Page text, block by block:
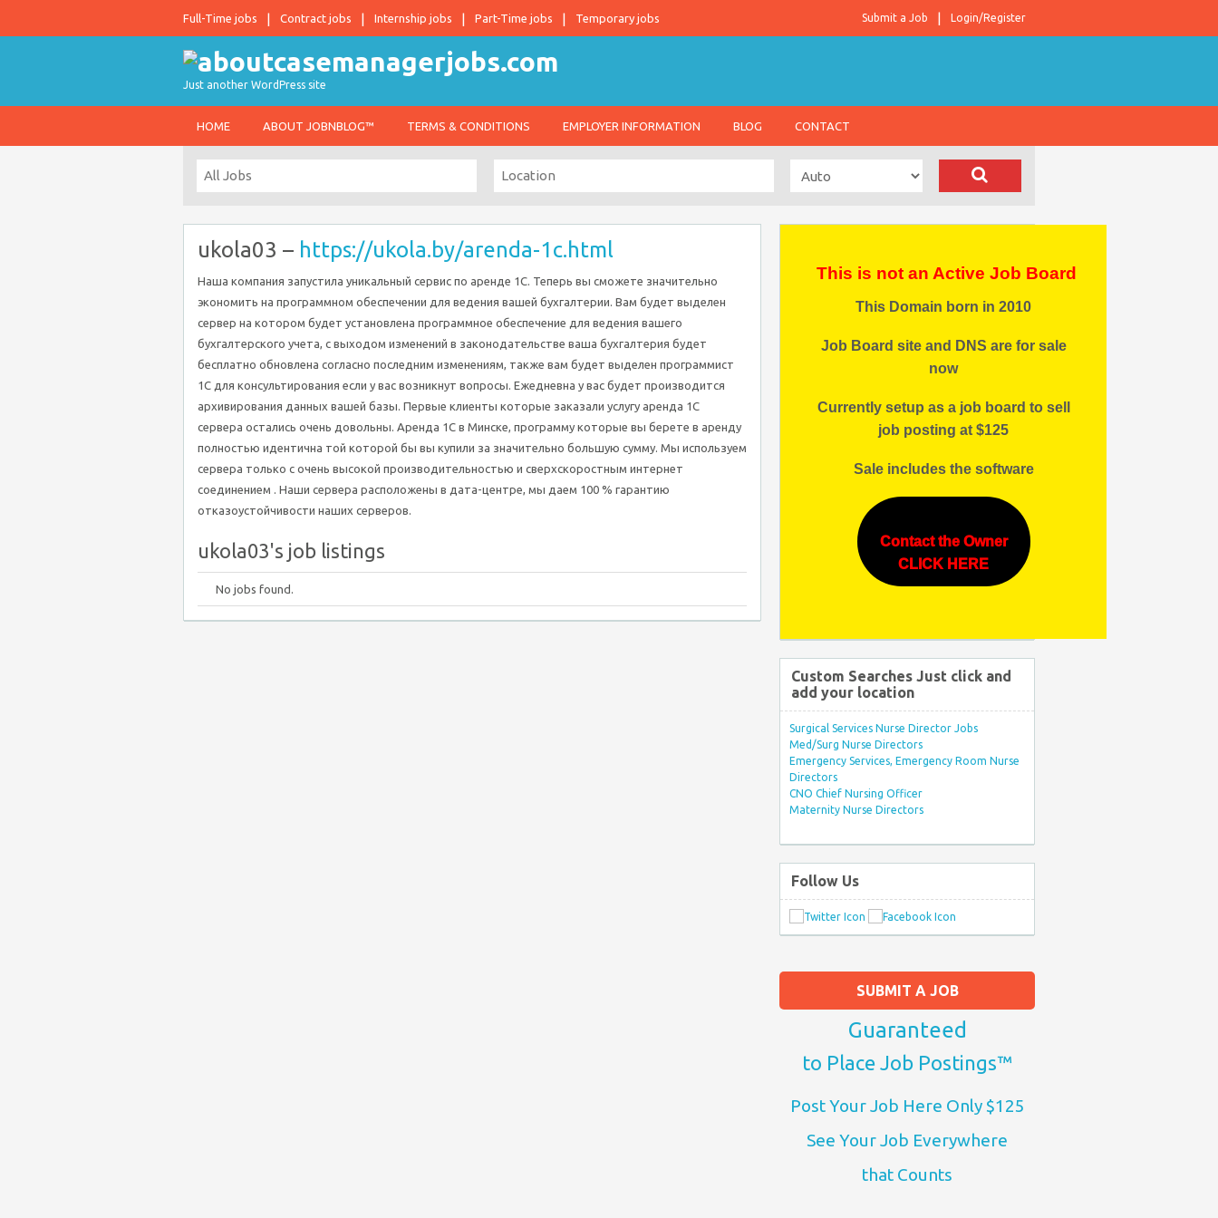
Full-Time jobs Contract jobs Internship jobs Part-Time jobs Temporary jobs Login/Register
Submit a Job
Just another WordPress site
HOME ABOUT JOBNBLOG™ TERMS & CONDITIONS EMPLOYER INFORMATION BLOG CONTACT
ukola03 – https://ukola.by/arenda-1c.html
Наша компания запустила уникальный сервис по аренде 1С. Теперь вы сможете значительно
экономить на программном обеспечении для ведения вашей бухгалтерии. Вам будет выделен
сервер на котором будет установлена программное обеспечение для ведения вашего
бухгалтерского учета, с выходом изменений в законодательстве ваша бухгалтерия будет
бесплатно обновлена согласно последним изменениям, также вам будет выделен программист
1С для консультирования если у вас возникнут вопросы. Ежедневна у вас будет производится
архивирования данных вашей базы. Первые клиенты которые заказали услугу аренда 1С
сервера остались очень довольны. Аренда 1С в Минске, программу которые вы берете в аренду
полностью идентична той которой бы вы купили за значительно большую сумму. Мы используем
сервера только с очень высокой производительностью и сверхскоростным интернет
соединением . Наши сервера расположены в дата-центре, мы даем 100 % гарантию
отказоустойчивости наших серверов.
ukola03's job listings
No jobs found.
SUBMIT A JOB
Guaranteed
to Place Job Postings™
Post Your Job Here Only $125
See Your Job Everywhere
that Counts
This is not an Active Job Board
This Domain born in 2010
Job Board site and DNS are for sale
now
Currently setup as a job board to sell
job posting at $125
Sale includes the software
Contact the Owner
CLICK HERE
Custom Searches Just click and
add your location
Surgical Services Nurse Director Jobs
Med/Surg Nurse Directors
Emergency Services, Emergency Room Nurse
Directors
CNO Chief Nursing Officer
Maternity Nurse Directors
Follow Us